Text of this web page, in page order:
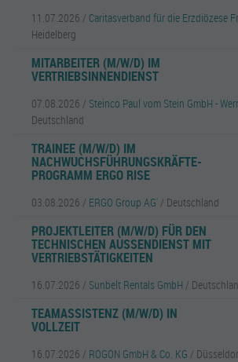
11.07.2026 / Caritasverband für die Erzdiözese
Heidelberg
MITARBEITER (M/W/D) IM
VERTRIEBSINNENDIENST
07.08.2026 / Steinco Paul vom Stein GmbH -
Deutschland
TRAINEE (M/W/D) IM
NACHWUCHSFÜHRUNGSKRÄFTE-
PROGRAMM ERGO RISE
03.08.2026 / ERGO Group AG' / Deutschland
PROJEKTLEITER (M/W/D) FÜR DEN
TECHNISCHEN AUSSENDIENST MIT V
ERTRIEBSTÄTIGKEITEN
16.07.2026 / Sunbelt Rentals GmbH /
TEAMASSISTENZ (M/W/D) IN
VOLLZEIT
16.07.2026 / ROGON GmbH & Co. KG /